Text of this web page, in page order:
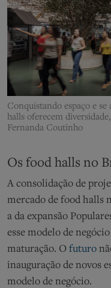
Conquistando espaço e
halls oferecem
Fernanda Coutinho
Os food halls no
A consolidação de
mercado de food halls
a da expansão
esse modelo de negócio
maturação. O futuro
inauguração de novos
modelo de negócio.